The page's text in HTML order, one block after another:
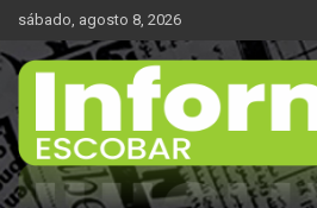
Saltar
contenido
sábado, agosto 8, 2026